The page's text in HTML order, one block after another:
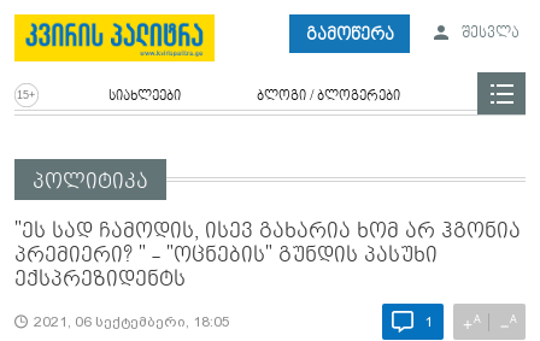
გამოწერა შესვლა
სიახლეები ბლოგი / ბლოგერები
პოლიტიკა
"ეს სად ჩამოდის, ისევ გახარია ხომ არ ჰგონია
პრემიერი? " - "ოცნების" გუნდის პასუხი
ექსპრეზიდენტს
2021, 06 სექტემბერი, 18:05 1 +A −A